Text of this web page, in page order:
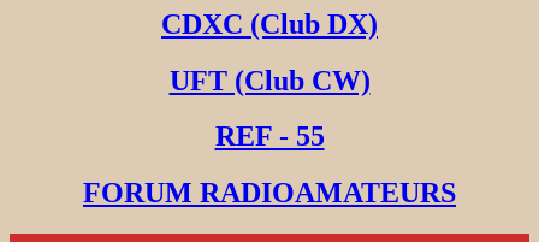
CDXC (Club DX)
UFT (Club CW)
REF - 55
FORUM RADIOAMATEURS